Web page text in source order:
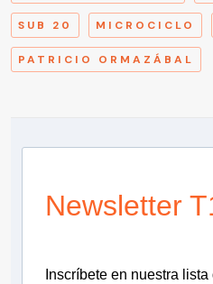
SUB 20 MICROCICLO
PATRICIO ORMAZÁBAL
Newsletter
Inscríbete en nuestra